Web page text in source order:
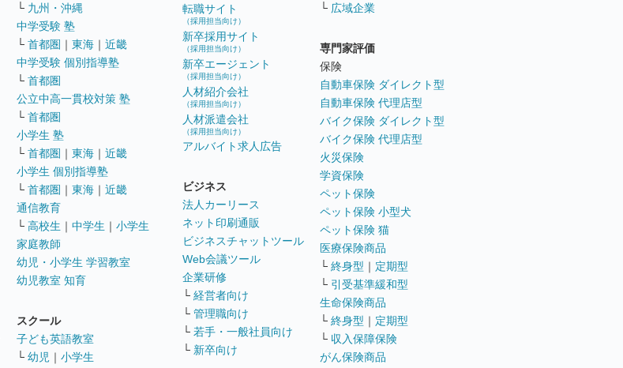
└ 九州・沖縄
中学受験 塾
└ 首都圏 ｜ 東海 ｜ 近畿
中学受験 個別指導塾
└ 首都圏
公立中高一貫校対策 塾
└ 首都圏
小学生 塾
└ 首都圏 ｜ 東海 ｜ 近畿
小学生 個別指導塾
└ 首都圏 ｜ 東海 ｜ 近畿
通信教育
└ 高校生 ｜ 中学生 ｜ 小学生
家庭教師
幼児・小学生 学習教室
幼児教室 知育
スクール
子ども英語教室
└ 幼児 ｜ 小学生
転職サイト
（採用担当向け）
新卒採用サイト
（採用担当向け）
新卒エージェント
（採用担当向け）
人材紹介会社
（採用担当向け）
人材派遣会社
（採用担当向け）
アルバイト求人広告
ビジネス
法人カーリース
ネット印刷通販
ビジネスチャットツール
Web会議ツール
企業研修
└ 経営者向け
└ 管理職向け
└ 若手・一般社員向け
└ 新卒向け
└ 広域企業
専門家評価
保険
自動車保険 ダイレクト型
自動車保険 代理店型
バイク保険 ダイレクト型
バイク保険 代理店型
火災保険
学資保険
ペット保険
ペット保険 小型犬
ペット保険 猫
医療保険商品
└ 終身型 ｜ 定期型
└ 引受基準緩和型
生命保険商品
└ 終身型 ｜ 定期型
└ 収入保障保険
がん保険商品